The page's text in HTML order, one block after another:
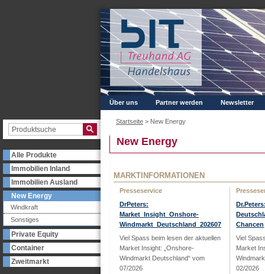
Alle Produkte
Immobilien Inland
Immobilien Ausland
New Energy
Windkraft
Sonstiges
Private Equity
Container
Zweitmarkt
Über uns Partner werden Newsletter
Startseite > New Energy
New Energy
MARKTINFORMATIONEN
Presseservice
DrPeters:
Market_Insight_Onshore-
Windmarkt_Deutschland_202607
Viel Spass beim lesen der aktuellen
Market Insight: „Onshore-
Windmarkt Deutschland“ vom
07/2026
Chancen
Viel
Market
02/2026